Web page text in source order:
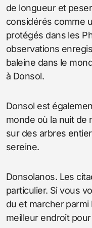
de longueur et
considérés comme
protégés dans les
observations
baleine dans le
à Donsol.
Donsol est
monde où la nuit de
sur des arbres
sereine.
Donsolanos. Les
particulier. Si vous
du et marcher parmi
meilleur endroit